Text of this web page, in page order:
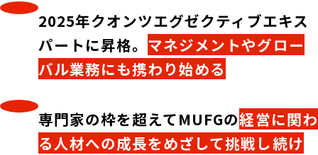
2025年クオンツエグゼクティブエキス
パートに昇格。 マネジメントやグロー
バル業務にも携わり始める
専門家の枠を超えてMUFGの経営に関わ
る人材への成長をめざして挑戦し続け